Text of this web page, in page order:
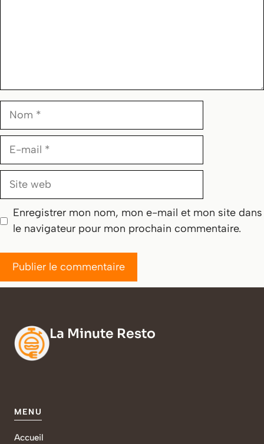
Nom
E-
Site
Enregistrer mon nom, mon e-mail et mon site dans
le navigateur pour mon prochain commentaire.
La Minute Resto
MENU
Accueil